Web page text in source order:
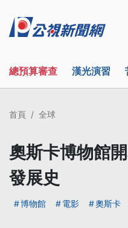
總預算審查 漢光演習
首頁 全球
奧斯卡博物館
發展史
博物館 電影 奧斯卡